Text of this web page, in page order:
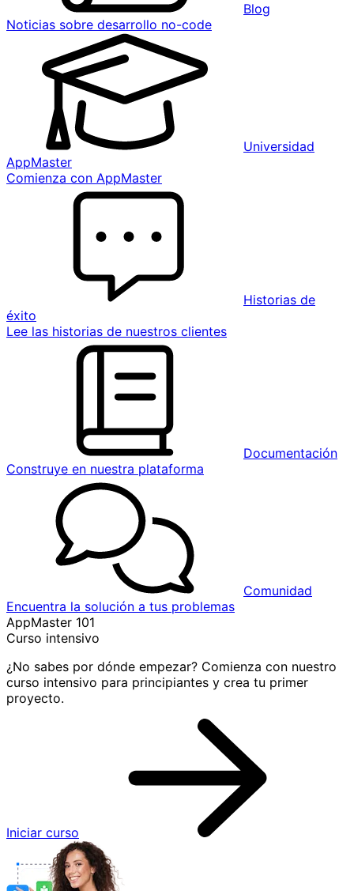
Blog
Noticias sobre desarrollo no-code
Universidad
AppMaster
Comienza con AppMaster
Historias de
éxito
Lee las historias de nuestros clientes
Documentación
Construye en nuestra plataforma
Comunidad
Encuentra la solución a tus problemas
AppMaster 101
Curso intensivo
¿No sabes por dónde empezar? Comienza con nuestro
curso intensivo para principiantes y crea tu primer
proyecto.
Iniciar curso